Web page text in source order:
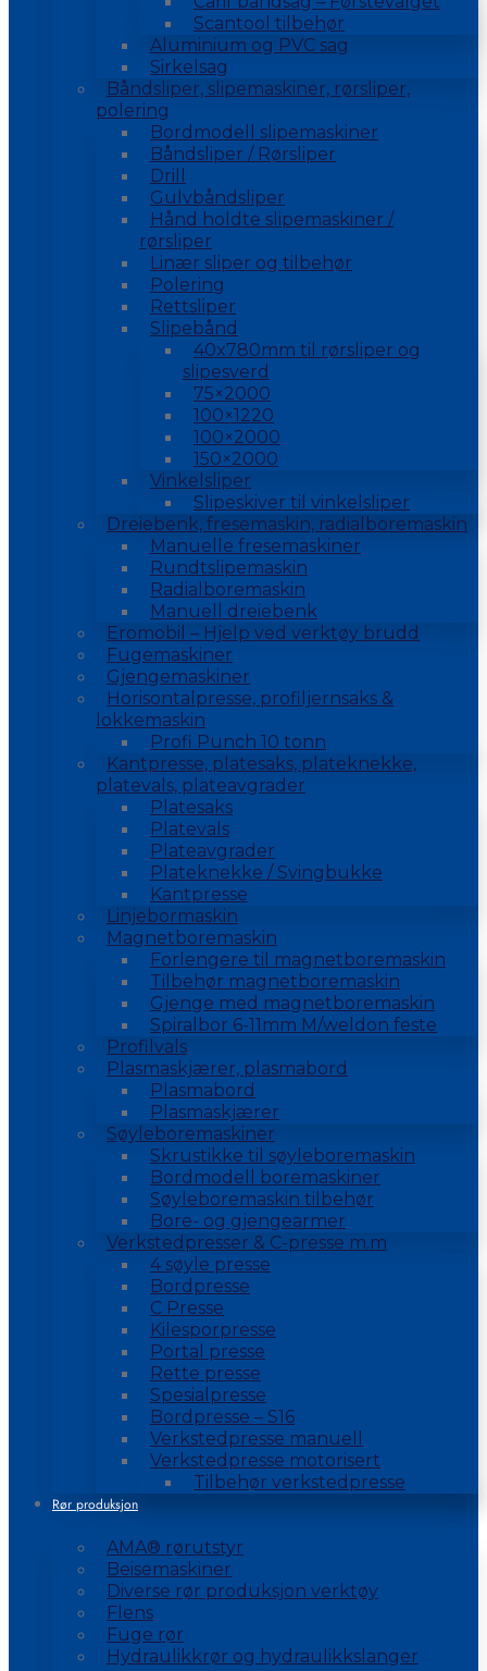
Scantool tilbehør
Aluminium og PVC sag
Sirkelsag
Båndsliper, slipemaskiner, rørsliper,
polering
Bordmodell slipemaskiner
Båndsliper / Rørsliper
Drill
Gulvbåndsliper
Hånd holdte slipemaskiner /
rørsliper
Linær sliper og tilbehør
Polering
Rettsliper
Slipebånd
40x780mm til rørsliper og
slipesverd
75×2000
100×1220
100×2000
150×2000
Vinkelsliper
Slipeskiver til vinkelsliper
Dreiebenk, fresemaskin, radialboremaskin
Manuelle fresemaskiner
Rundtslipemaskin
Radialboremaskin
Manuell dreiebenk
Eromobil – Hjelp ved verktøy brudd
Fugemaskiner
Gjengemaskiner
Horisontalpresse, profiljernsaks &
lokkemaskin
Profi Punch 10 tonn
Kantpresse, platesaks, plateknekke,
platevals, plateavgrader
Platesaks
Platevals
Plateavgrader
Plateknekke / Svingbukke
Kantpresse
Linjebormaskin
Magnetboremaskin
Forlengere til magnetboremaskin
Tilbehør magnetboremaskin
Gjenge med magnetboremaskin
Spiralbor 6-11mm M/weldon feste
Profilvals
Plasmaskjærer, plasmabord
Plasmabord
Plasmaskjærer
Søyleboremaskiner
Skrustikke til søyleboremaskin
Bordmodell boremaskiner
Søyleboremaskin tilbehør
Bore- og gjengearmer
Verkstedpresser & C-presse m.m
4 søyle presse
Bordpresse
C Presse
Kilesporpresse
Portal presse
Rette presse
Spesialpresse
Bordpresse – S16
Verkstedpresse manuell
Verkstedpresse motorisert
Tilbehør verkstedpresse
Rør produksjon
AMA® rørutstyr
Beisemaskiner
Diverse rør produksjon verktøy
Flens
Fuge rør
Hydraulikkrør og hydraulikkslanger